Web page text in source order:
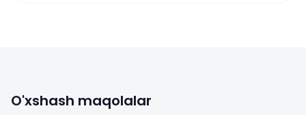
O'xshash maqolalar